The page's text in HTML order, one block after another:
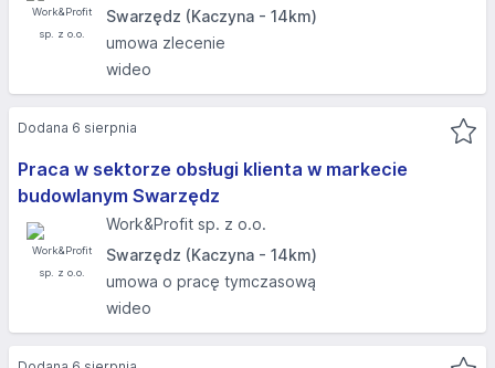
Swarzędz (Kaczyna - 14km)
umowa zlecenie
wideo
Praca w sektorze obsługi klienta w markecie
budowlanym Swarzędz
Work&Profit sp. z o.o.
Swarzędz (Kaczyna - 14km)
umowa o pracę tymczasową
wideo
Dodana 6 sierpnia